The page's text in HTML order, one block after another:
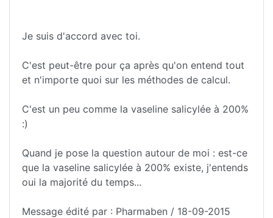
Je suis d'accord avec toi.
C'est peut-être pour ça après qu'on entend tout
et n'importe quoi sur les méthodes de calcul.
C'est un peu comme la vaseline salicylée à 200%
:)
Quand je pose la question autour de moi : est-ce
que la vaseline salicylée à 200% existe, j'entends
oui la majorité du temps...
Message édité par : Pharmaben / 18-09-2015